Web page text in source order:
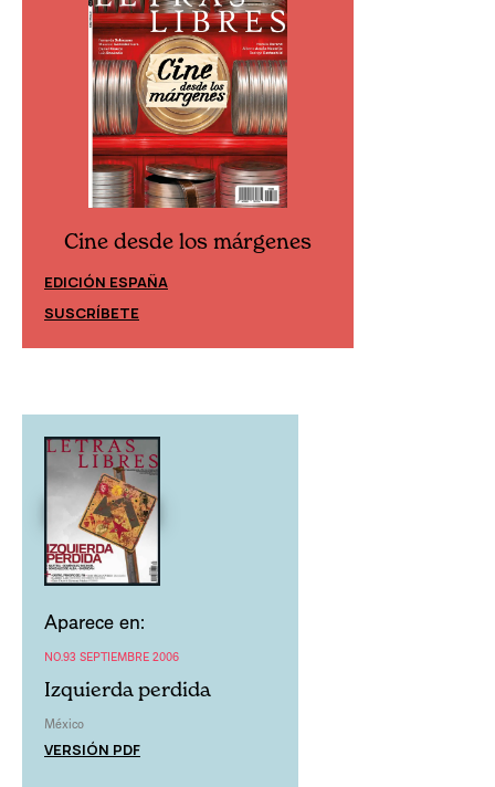
Cine desde los márgenes
EDICIÓN ESPAÑA
SUSCRÍBETE
Aparece en:
NO.93 SEPTIEMBRE 2006
Izquierda perdida
México
VERSIÓN PDF